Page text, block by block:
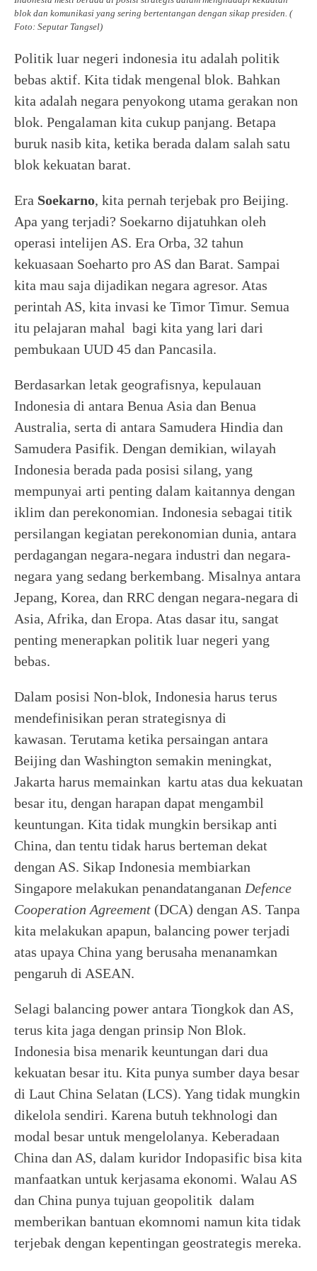
blok dan komunikasi yang sering bertentangan dengan sikap presiden. (
Foto: Seputar Tangsel)
Politik luar negeri indonesia itu adalah politik
bebas aktif. Kita tidak mengenal blok. Bahkan
kita adalah negara penyokong utama gerakan non
blok. Pengalaman kita cukup panjang. Betapa
buruk nasib kita, ketika berada dalam salah satu
blok kekuatan barat.
Era Soekarno, kita pernah terjebak pro Beijing.
Apa yang terjadi? Soekarno dijatuhkan oleh
operasi intelijen AS. Era Orba, 32 tahun
kekuasaan Soeharto pro AS dan Barat. Sampai
kita mau saja dijadikan negara agresor. Atas
perintah AS, kita invasi ke Timor Timur. Semua
itu pelajaran mahal bagi kita yang lari dari
pembukaan UUD 45 dan Pancasila.
Berdasarkan letak geografisnya, kepulauan
Indonesia di antara Benua Asia dan Benua
Australia, serta di antara Samudera Hindia dan
Samudera Pasifik. Dengan demikian, wilayah
Indonesia berada pada posisi silang, yang
mempunyai arti penting dalam kaitannya dengan
iklim dan perekonomian. Indonesia sebagai titik
persilangan kegiatan perekonomian dunia, antara
perdagangan negara-negara industri dan negara-
negara yang sedang berkembang. Misalnya antara
Jepang, Korea, dan RRC dengan negara-negara di
Asia, Afrika, dan Eropa. Atas dasar itu, sangat
penting menerapkan politik luar negeri yang
bebas.
Dalam posisi Non-blok, Indonesia harus terus
mendefinisikan peran strategisnya di
kawasan. Terutama ketika persaingan antara
Beijing dan Washington semakin meningkat,
Jakarta harus memainkan kartu atas dua kekuatan
besar itu, dengan harapan dapat mengambil
keuntungan. Kita tidak mungkin bersikap anti
China, dan tentu tidak harus berteman dekat
dengan AS. Sikap Indonesia membiarkan
Singapore melakukan penandatanganan Defence
Cooperation Agreement (DCA) dengan AS. Tanpa
kita melakukan apapun, balancing power terjadi
atas upaya China yang berusaha menanamkan
pengaruh di ASEAN.
Selagi balancing power antara Tiongkok dan AS,
terus kita jaga dengan prinsip Non Blok.
Indonesia bisa menarik keuntungan dari dua
kekuatan besar itu. Kita punya sumber daya besar
di Laut China Selatan (LCS). Yang tidak mungkin
dikelola sendiri. Karena butuh tekhnologi dan
modal besar untuk mengelolanya. Keberadaan
China dan AS, dalam kuridor Indopasific bisa kita
manfaatkan untuk kerjasama ekonomi. Walau AS
dan China punya tujuan geopolitik dalam
memberikan bantuan ekomnomi namun kita tidak
terjebak dengan kepentingan geostrategis mereka.